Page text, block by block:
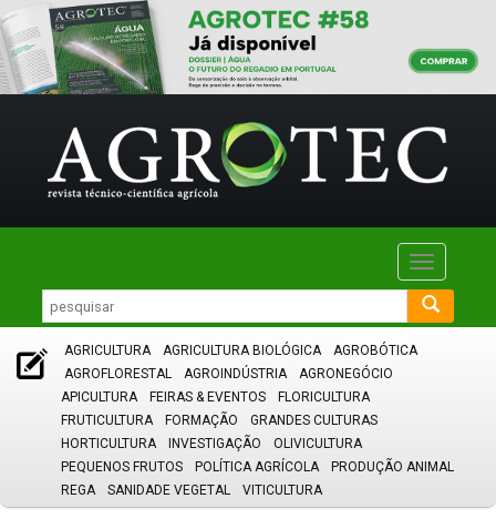
Toggle
AGRICULTURA AGRICULTURA BIOLÓGICA
AGROBÓTICA
AGROFLORESTAL
AGROINDÚSTRIA
AGRONEGÓCIO
APICULTURA
FEIRAS & EVENTOS
FLORICULTURA
FRUTICULTURA
FORMAÇÃO
GRANDES CULTURAS
HORTICULTURA
INVESTIGAÇÃO
OLIVICULTURA
PEQUENOS FRUTOS
POLÍTICA AGRÍCOLA
PRODUÇÃO ANIMAL
REGA
SANIDADE VEGETAL VITICULTURA